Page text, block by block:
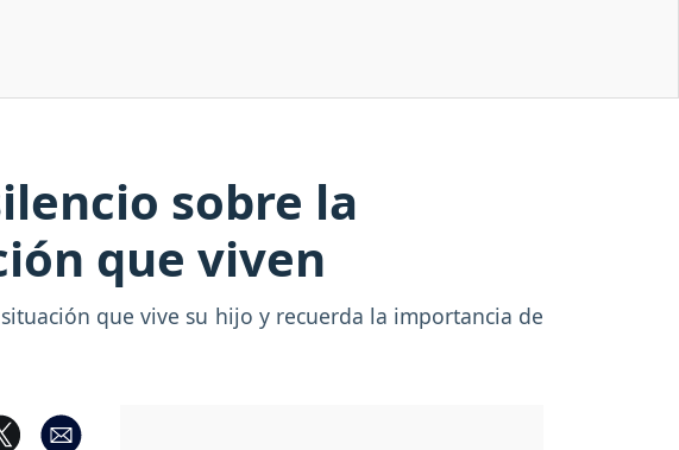
sobre la
que viven
que vive su hijo y recuerda la importancia de